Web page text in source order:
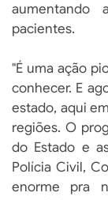
aumentando
pacientes.
"É uma ação
conhecer. E
estado, aqui
regiões. O
do Estado e
Polícia Civil,
enorme pra